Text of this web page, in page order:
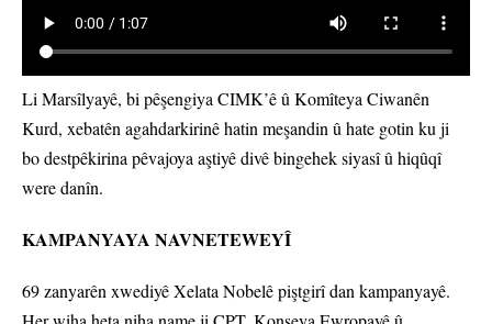
Li Marsîlyayê, bi pêşengiya CIMK’ê û Komîteya Ciwanên
Kurd, xebatên agahdarkirinê hatin meşandin û hate gotin ku ji
bo destpêkirina pêvajoya aştiyê divê bingehek siyasî û hiqûqî
were danîn.
KAMPANYAYA NAVNETEWEYÎ
69 zanyarên xwediyê Xelata Nobelê piştgirî dan kampanyayê.